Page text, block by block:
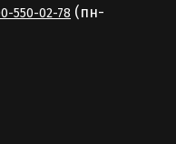
550-02-78 (пн-